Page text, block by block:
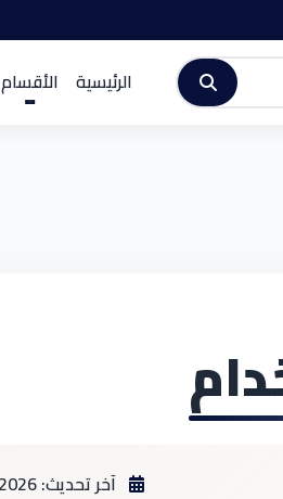
الرئيسية الأقسام
آخر تحديث: 2026-08-06